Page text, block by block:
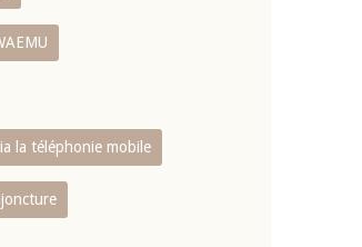
la téléphonie mobile